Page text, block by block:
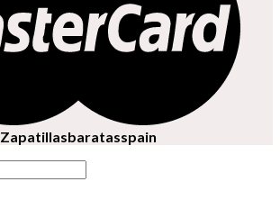
Zapatillasbaratasspain